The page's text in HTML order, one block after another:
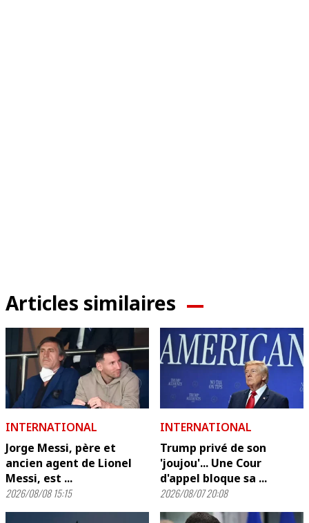
Articles similaires
INTERNATIONAL
Jorge Messi, père et
ancien agent de Lionel
Messi, est ...
2026/08/08 15:15
INTERNATIONAL
Trump privé de son
'joujou'... Une Cour
d'appel bloque sa ...
2026/08/07 20:08